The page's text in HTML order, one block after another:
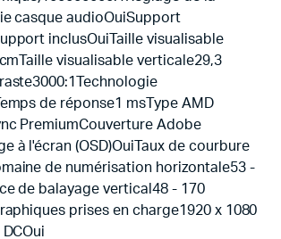
casque audioOuiSupport
inclusOuiTaille visualisable
visualisable verticale29,3
de réponse1 msType AMD
PremiumCouverture Adobe
à l'écran (OSD)OuiTaux de courbure
de numérisation horizontale53 -
de balayage vertical48 - 170
prises en charge1920 x 1080